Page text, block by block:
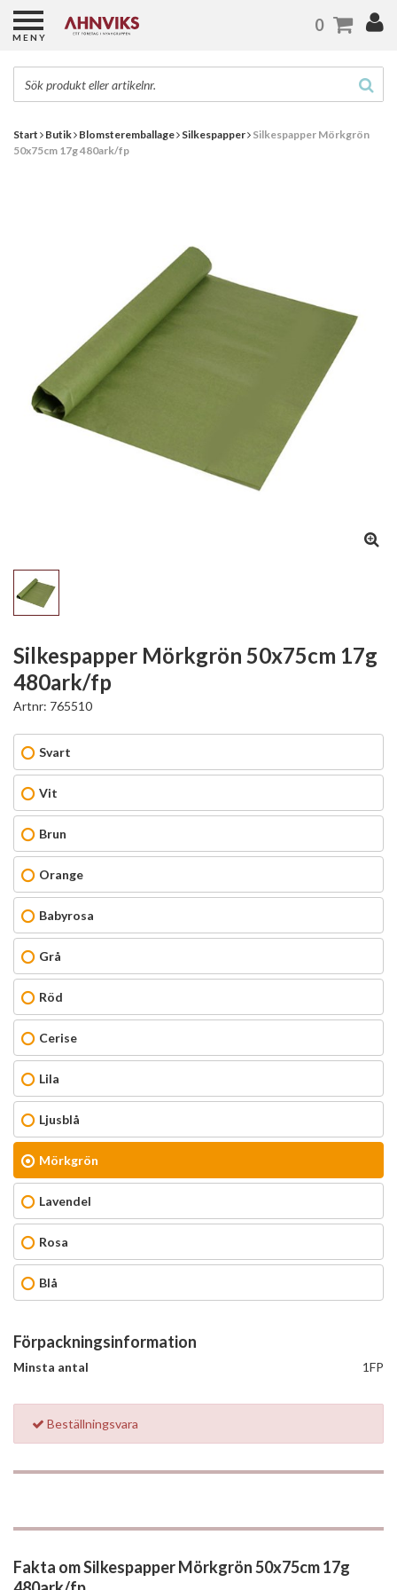
Start Butik Blomsteremballage Silkespapper Silkespapper Mörkgrön
50x75cm 17g 480ark/fp
Silkespapper Mörkgrön 50x75cm 17g
480ark/fp
Artnr: 765510
Svart
Vit
Brun
Orange
Babyrosa
Grå
Röd
Cerise
Lila
Ljusblå
Mörkgrön
Lavendel
Rosa
Blå
Förpackningsinformation
Minsta antal 1FP
Beställningsvara
Fakta om Silkespapper Mörkgrön 50x75cm 17g
MENY
0